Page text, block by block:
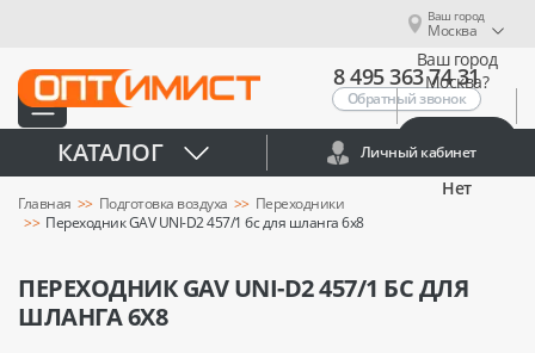
Ваш город
Москва
Ваш город
Москва?
Нет
8 495 363 74 31
Обратный звонок
КАТАЛОГ Личный кабинет
Главная Подготовка воздуха
Переходники
Переходник GAV UNI-D2 457/1 бс для шланга 6x8
ПЕРЕХОДНИК GAV UNI-D2 457/1 БС ДЛЯ
ШЛАНГА 6X8